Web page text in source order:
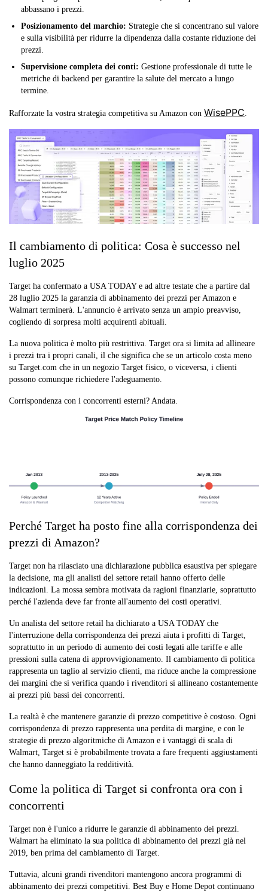
abbassano i prezzi.
Posizionamento del marchio: Strategie che si concentrano sul valore
e sulla visibilità per ridurre la dipendenza dalla costante riduzione dei
prezzi.
Supervisione completa dei conti: Gestione professionale di tutte le
metriche di backend per garantire la salute del mercato a lungo
termine.
Rafforzate la vostra strategia competitiva su Amazon con WisePPC.
Il cambiamento di politica: Cosa è successo nel
luglio 2025
Target ha confermato a USA TODAY e ad altre testate che a partire dal
28 luglio 2025 la garanzia di abbinamento dei prezzi per Amazon e
Walmart terminerà. L'annuncio è arrivato senza un ampio preavviso,
cogliendo di sorpresa molti acquirenti abituali.
La nuova politica è molto più restrittiva. Target ora si limita ad allineare
i prezzi tra i propri canali, il che significa che se un articolo costa meno
su Target.com che in un negozio Target fisico, o viceversa, i clienti
possono comunque richiedere l'adeguamento.
Corrispondenza con i concorrenti esterni? Andata.
Perché Target ha posto fine alla corrispondenza dei
prezzi di Amazon?
Target non ha rilasciato una dichiarazione pubblica esaustiva per spiegare
la decisione, ma gli analisti del settore retail hanno offerto delle
indicazioni. La mossa sembra motivata da ragioni finanziarie, soprattutto
perché l'azienda deve far fronte all'aumento dei costi operativi.
Un analista del settore retail ha dichiarato a USA TODAY che
l'interruzione della corrispondenza dei prezzi aiuta i profitti di Target,
soprattutto in un periodo di aumento dei costi legati alle tariffe e alle
pressioni sulla catena di approvvigionamento. Il cambiamento di politica
rappresenta un taglio al servizio clienti, ma riduce anche la compressione
dei margini che si verifica quando i rivenditori si allineano costantemente
ai prezzi più bassi dei concorrenti.
La realtà è che mantenere garanzie di prezzo competitive è costoso. Ogni
corrispondenza di prezzo rappresenta una perdita di margine, e con le
strategie di prezzo algoritmiche di Amazon e i vantaggi di scala di
Walmart, Target si è probabilmente trovata a fare frequenti aggiustamenti
che hanno danneggiato la redditività.
Come la politica di Target si confronta ora con i
concorrenti
Target non è l'unico a ridurre le garanzie di abbinamento dei prezzi.
Walmart ha eliminato la sua politica di abbinamento dei prezzi già nel
2019, ben prima del cambiamento di Target.
Tuttavia, alcuni grandi rivenditori mantengono ancora programmi di
abbinamento dei prezzi competitivi. Best Buy e Home Depot continuano